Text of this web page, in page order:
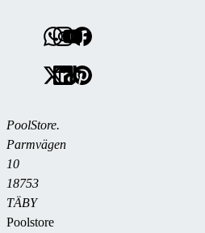
PoolStore.
Parmvägen
10
18753
TÄBY
Poolstore